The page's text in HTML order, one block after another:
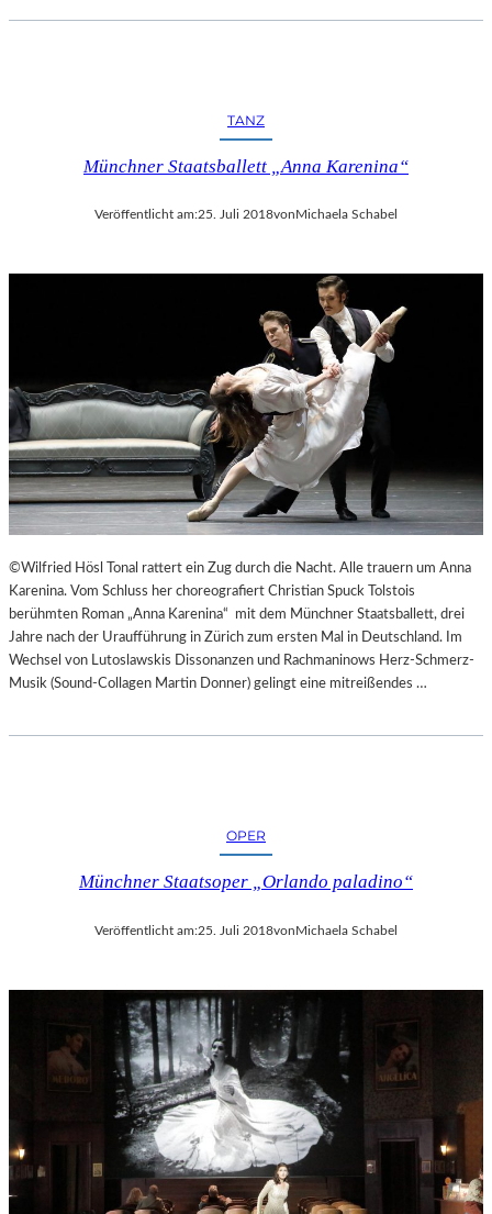
C
B
I
“
U
R
U
M
G
E
K
H
R
T
TANZ
Münchner Staatsballett „Anna Karenina“
Veröffentlicht am:25. Juli 2018vonMichaela Schabel
©Wilfried Hösl Tonal rattert ein Zug durch die Nacht. Alle trauern um Anna
Karenina. Vom Schluss her choreografiert Christian Spuck Tolstois
berühmten Roman „Anna Karenina“ mit dem Münchner Staatsballett, drei
Jahre nach der Uraufführung in Zürich zum ersten Mal in Deutschland. Im
Wechsel von Lutoslawskis Dissonanzen und Rachmaninows Herz-Schmerz-
Musik (Sound-Collagen Martin Donner) gelingt eine mitreißendes …
OPER
Münchner Staatsoper „Orlando paladino“
Veröffentlicht am:25. Juli 2018vonMichaela Schabel